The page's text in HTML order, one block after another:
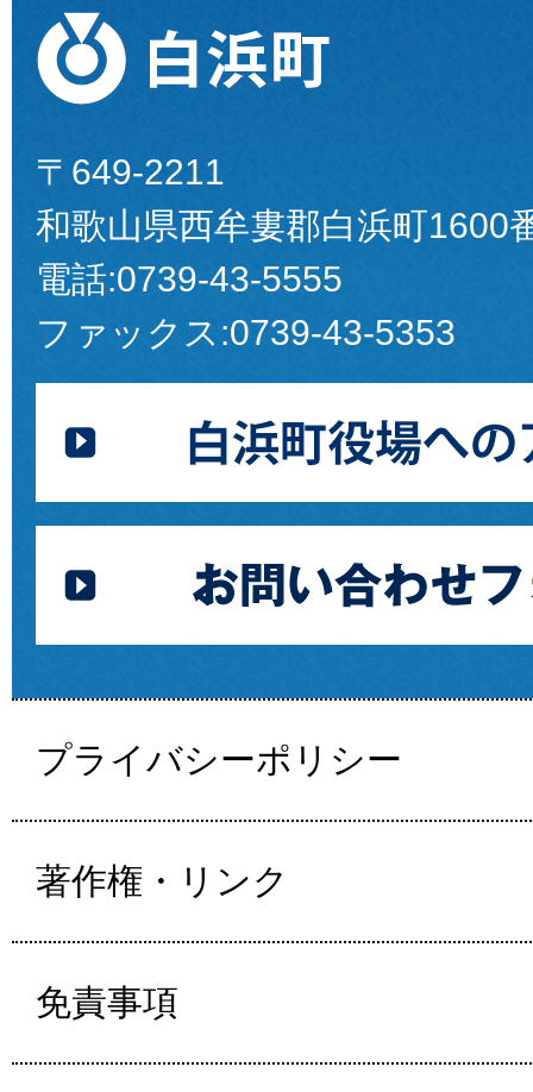
〒649-2211
和歌山県西牟婁郡白浜町1600
電話:0739-43-5555
ファックス:0739-43-5353
プライバシーポリシー
著作権・リンク
免責事項